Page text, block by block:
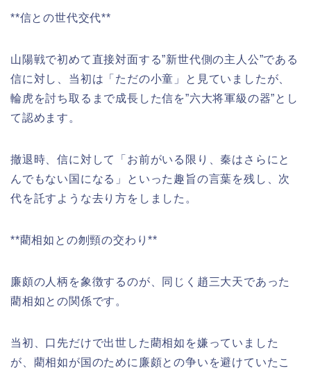
**信との世代交代**
山陽戦で初めて直接対面する”新世代側の主人公”である
信に対し、当初は「ただの小童」と見ていましたが、
輪虎を討ち取るまで成長した信を”六大将軍級の器”とし
て認めます。
撤退時、信に対して「お前がいる限り、秦はさらにと
んでもない国になる」といった趣旨の言葉を残し、次
代を託すような去り方をしました。
**藺相如との刎頸の交わり**
廉頗の人柄を象徴するのが、同じく趙三大天であった
藺相如との関係です。
当初、口先だけで出世した藺相如を嫌っていました
が、藺相如が国のために廉頗との争いを避けていたこ